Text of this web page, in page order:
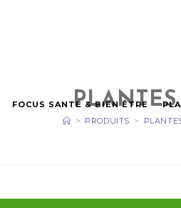
FOCUS SANTÉ & BIEN ÊTRE
> PRODUITS >